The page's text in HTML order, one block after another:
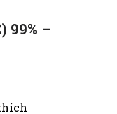
99% –